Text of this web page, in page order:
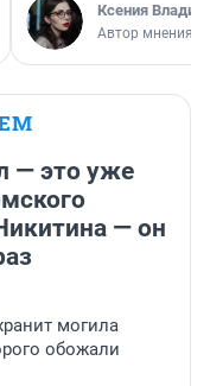
Ксения
Автор мнения
— это уже
— он
могила
обожали